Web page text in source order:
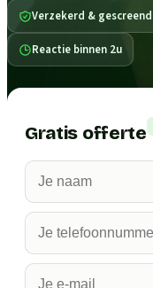
Verzekerd & gescreend
Reactie binnen 2u
Gratis offerte